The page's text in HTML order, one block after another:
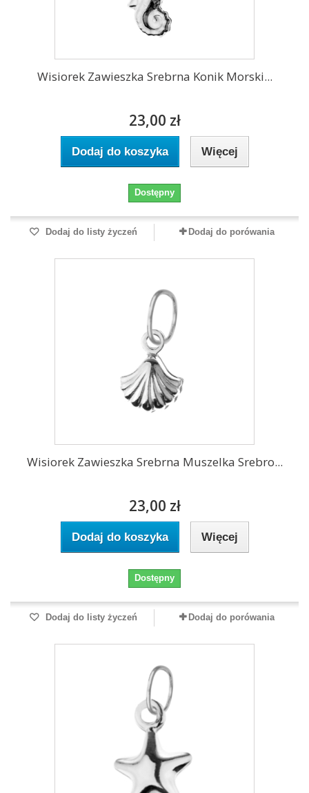
Wisiorek Zawieszka Srebrna Konik Morski...
23,00 zł
Dodaj do koszyka Więcej
Dostępny
Dodaj do listy życzeń Dodaj do porówania
Wisiorek Zawieszka Srebrna Muszelka Srebro...
23,00 zł
Dodaj do koszyka Więcej
Dostępny
Dodaj do listy życzeń Dodaj do porówania